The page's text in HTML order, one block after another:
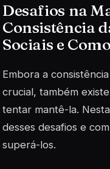
Desafios na
Consistência
Sociais e
Embora a
crucial, também
tentar mantê-la.
desses desafios e
superá-los.